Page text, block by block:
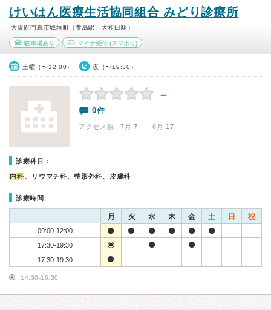
けいはん医療生活協同組合 みどり診療所
大阪府門真市城垣町（萱島駅、大和田駅）
駐車場あり マイナ受付(スマホ可)
土曜（〜12:00） 夜（〜19:30）
－
0件
アクセス数 7月:7 | 6月:17
診療科目：
内科、リウマチ科、整形外科、皮膚科
診療時間
月 火 水 木 金 土 日 祝
09:00-12:00
17:30-19:30
17:30-19:30
14:30-16:30